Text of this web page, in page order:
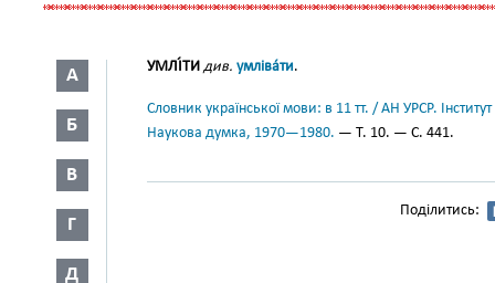
А
Б
В
Г
Д
УМЛІ́ТИ див. умліва́ти.
Словник української мови: в 11 тт. / АН УРСР.
Наукова думка, 1970—1980. — Т. 10. — С. 441.
Поділитись: